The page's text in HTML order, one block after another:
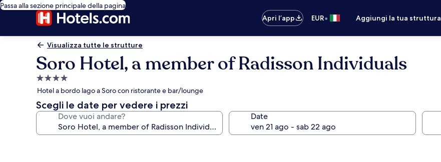
Passa alla sezione principale della pagina
Apri l’app
EUR• Aggiungi la tua struttura
Visualizza tutte le strutture
Soro Hotel, a member of Radisson Individuals
Struttura
a
4.0
stelle
Hotel a bordo lago a Soro con ristorante e bar/lounge
Scegli le date per vedere i prezzi
Dove vuoi andare? Date